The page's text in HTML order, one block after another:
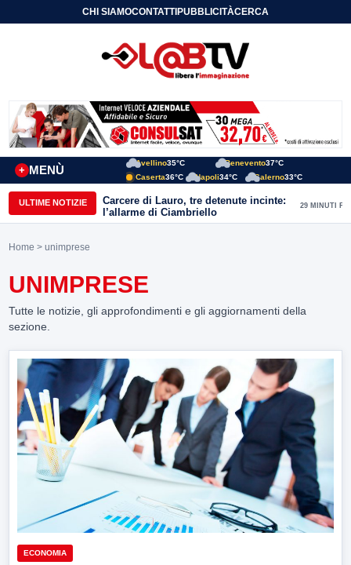
CHI SIAMOCONTATTIPUBBLICITÀCERCA
MENÙ
+
Avellino35°C Benevento37°C
Caserta36°C Napoli34°C Salerno33°C
ULTIME NOTIZIE
Carcere di Lauro, tre detenute incinte:
l’allarme di Ciambriello
29 MINUTI FA
Home > unimprese
UNIMPRESE
Tutte le notizie, gli approfondimenti e gli aggiornamenti della
sezione.
ECONOMIA